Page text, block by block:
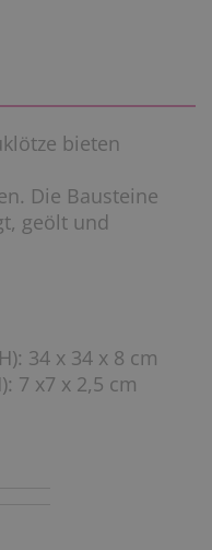
bieten
Die Bausteine
geölt und
34 x 34 x 8 cm
7 x7 x 2,5 cm